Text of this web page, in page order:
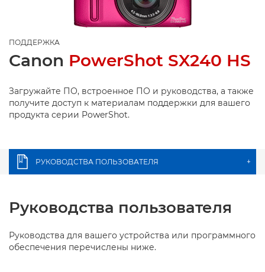
ПОДДЕРЖКА
Canon PowerShot SX240 HS
Загружайте ПО, встроенное ПО и руководства, а также
получите доступ к материалам поддержки для вашего
продукта серии PowerShot.
РУКОВОДСТВА ПОЛЬЗОВАТЕЛЯ +
Руководства пользователя
Руководства для вашего устройства или программного
обеспечения перечислены ниже.